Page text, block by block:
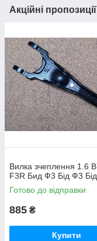
Акційні
Вилка зчеплення 1.6
F3R Бид Ф3 Бід Ф3
Готово до відправки
885 ₴
Купити